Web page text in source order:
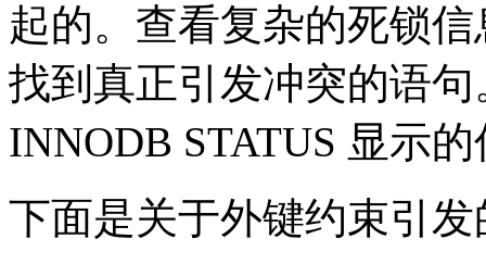
起的。查看复杂的死锁
找到真正引发冲突的语
INNODB STATUS 显示
下面是关于外键约束引